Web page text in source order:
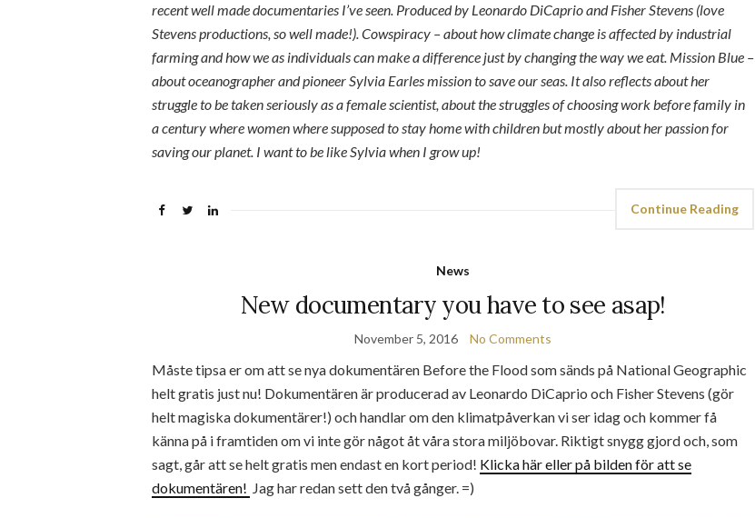
recent well made documentaries I’ve seen. Produced by Leonardo DiCaprio and Fisher Stevens (love
Stevens productions, so well made!).Cowspiracy – about how climate change is affected by industrial
farming and how we as individuals can make a difference just by changing the way we eat. Mission Blue –
about oceanographer and pioneer Sylvia Earles mission to save our seas. It also reflects about her
struggle to be taken seriously as a female scientist, about the struggles of choosing work before family in
a century where women where supposed to stay home with children but mostly about her passion for
saving our planet. I want to be like Sylvia when I grow up!
Continue Reading
News
New documentary you have to see asap!
November 5, 2016 No Comments
Måste tipsa er om att se nya dokumentären Before the Flood som sänds på National Geographic
helt gratis just nu! Dokumentären är producerad av Leonardo DiCaprio och Fisher Stevens (gör
helt magiska dokumentärer!) och handlar om den klimatpåverkan vi ser idag och kommer få
känna på i framtiden om vi inte gör något åt våra stora miljöbovar. Riktigt snygg gjord och, som
sagt, går att se helt gratis men endast en kort period! Klicka här eller på bilden för att se
dokumentären! Jag har redan sett den två gånger. =)